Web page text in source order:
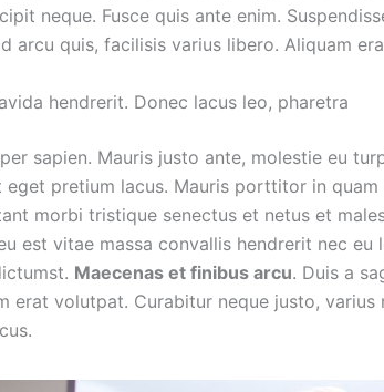
neque. Fusce quis ante enim.
arcu quis, facilisis varius libero. Aliquam
hendrerit. Donec lacus leo, pharetra
sapien. Mauris justo ante, molestie eu
eget pretium lacus. Mauris porttitor in quam
morbi tristique senectus et netus et
est vitae massa convallis hendrerit nec eu
Maecenas et finibus arcu. Duis a
erat volutpat. Curabitur neque justo, varius